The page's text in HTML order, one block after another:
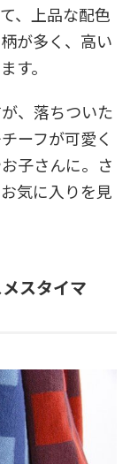
、上品な配色
が多く、高い
す。
、落ちついた
ーフが可愛く
子さんに。さ
気に入りを見
スタイマ